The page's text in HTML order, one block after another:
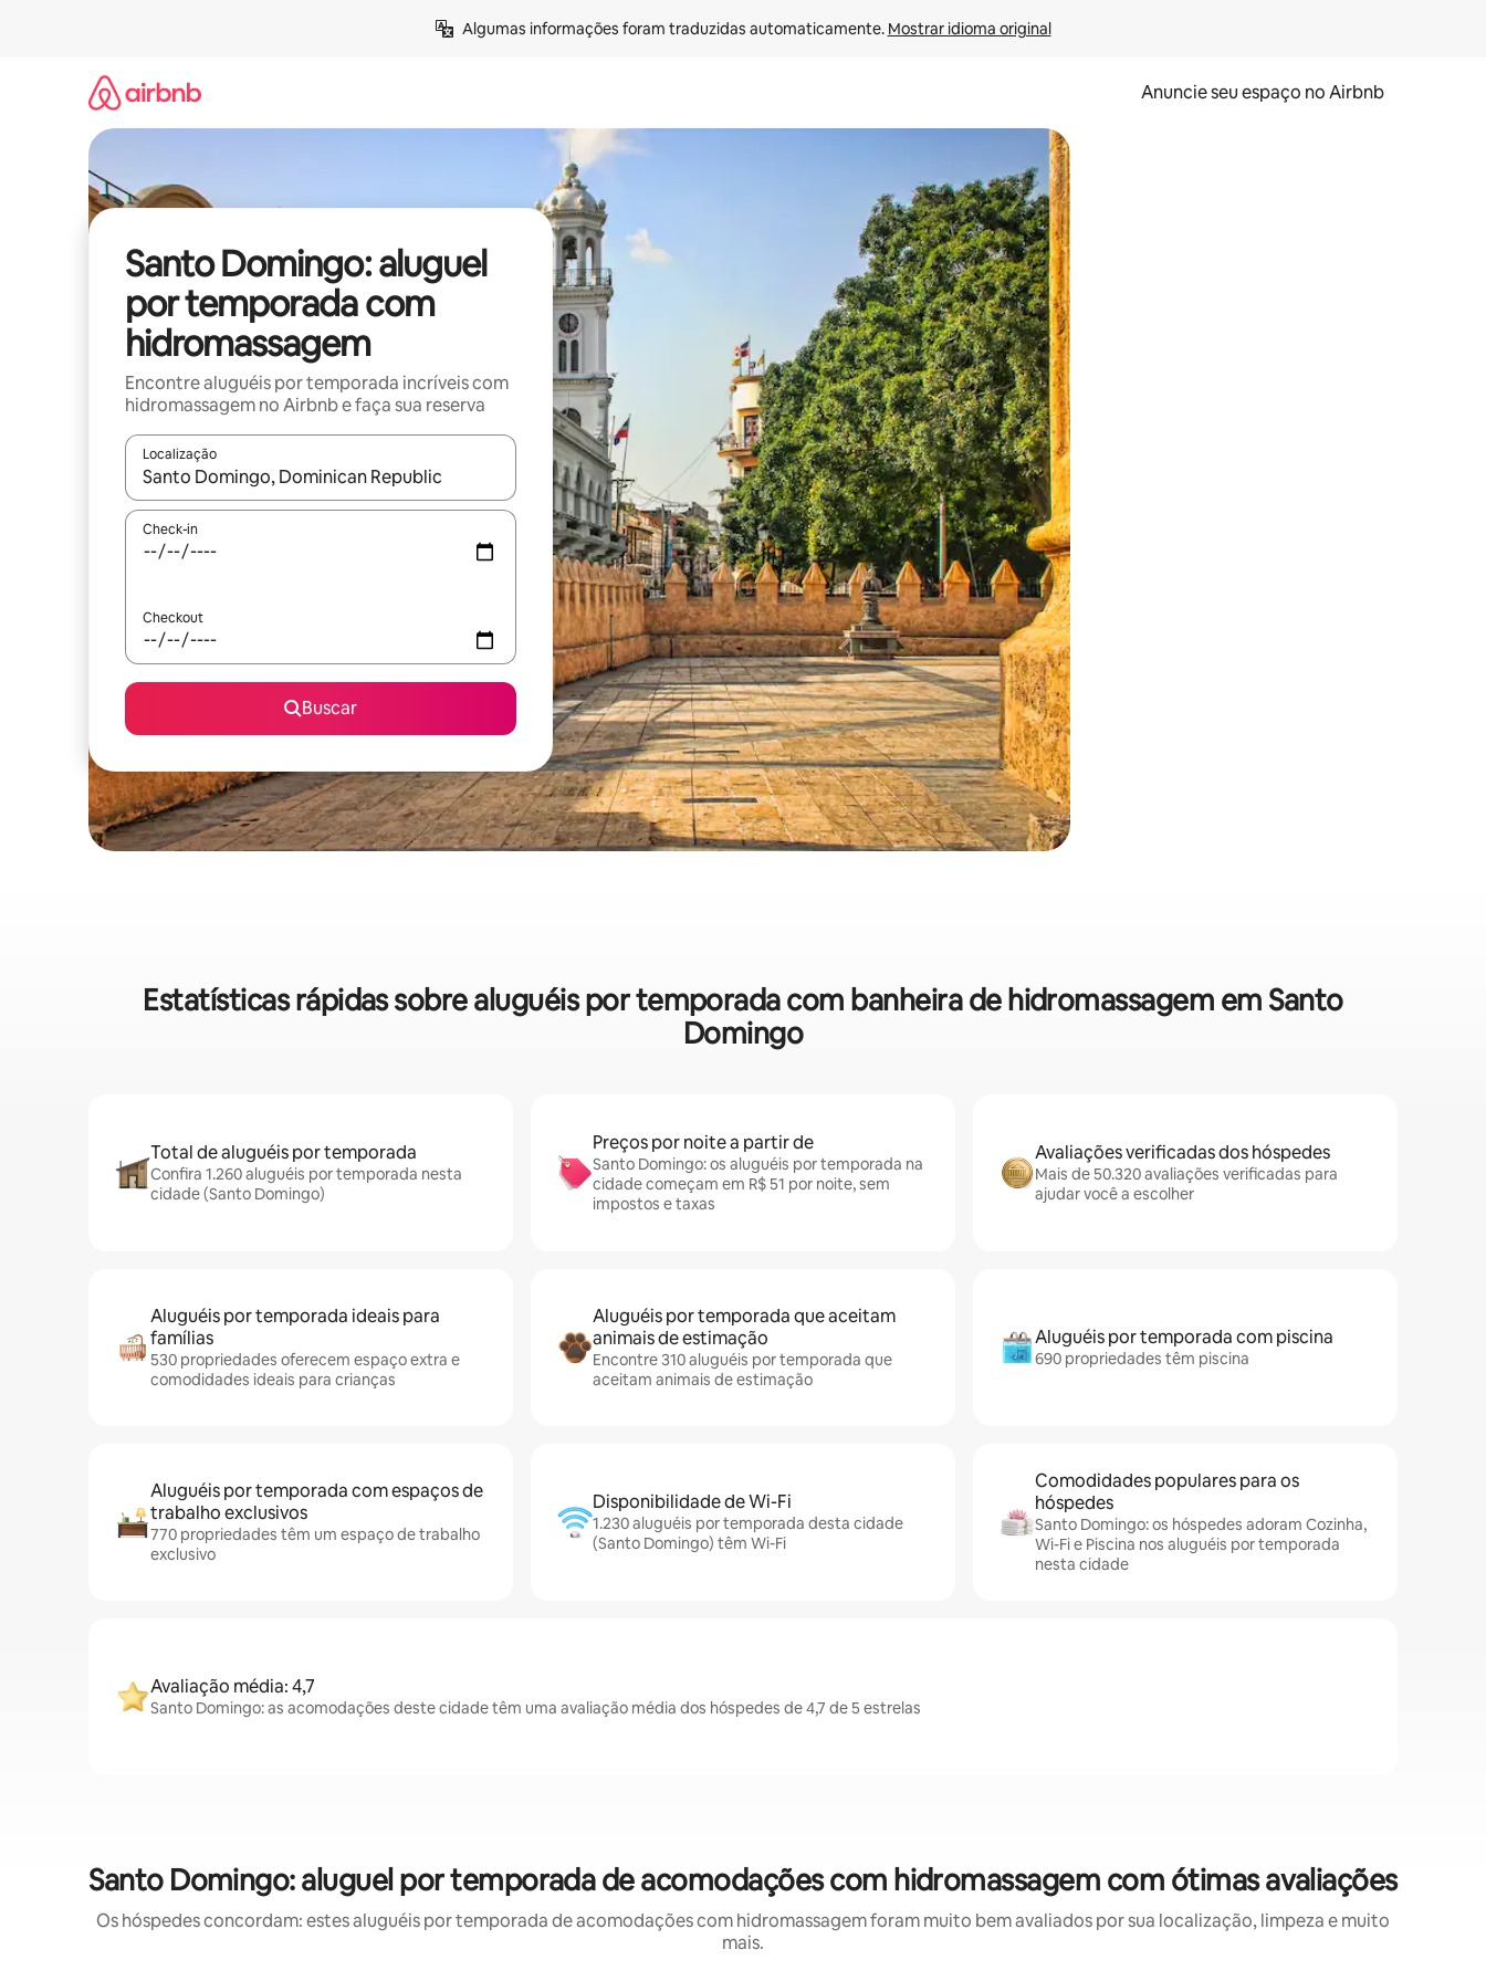
Algumas informações foram traduzidas automaticamente. Mostrar idioma original
Anuncie seu espaço no Airbnb
Santo Domingo: aluguel
por temporada com
hidromassagem
Encontre aluguéis por temporada incríveis com
hidromassagem no Airbnb e faça sua reserva
Localização
Quando os resultados estiverem disponíveis, explore-os usando as seta para cima e para baixo do teclado ou tocando e deslizando o dedo na tela.
Check-in
Checkout
Buscar
Estatísticas rápidas sobre aluguéis por temporada com banheira de hidromassagem em Santo
Domingo
Total de aluguéis por temporada
Confira 1.260 aluguéis por temporada nesta
cidade (Santo Domingo)
Preços por noite a partir de
Santo Domingo: os aluguéis por temporada na
cidade começam em R$ 51 por noite, sem
impostos e taxas
Avaliações verificadas dos hóspedes
Mais de 50.320 avaliações verificadas para
ajudar você a escolher
Aluguéis por temporada ideais para
famílias
530 propriedades oferecem espaço extra e
comodidades ideais para crianças
Aluguéis por temporada que aceitam
animais de estimação
Encontre 310 aluguéis por temporada que
aceitam animais de estimação
Aluguéis por temporada com piscina
690 propriedades têm piscina
Aluguéis por temporada com espaços de
trabalho exclusivos
770 propriedades têm um espaço de trabalho
exclusivo
Disponibilidade de Wi-Fi
1.230 aluguéis por temporada desta cidade
(Santo Domingo) têm Wi-Fi
Comodidades populares para os
hóspedes
Santo Domingo: os hóspedes adoram Cozinha,
Wi-Fi e Piscina nos aluguéis por temporada
nesta cidade
Avaliação média: 4,7
Santo Domingo: as acomodações deste cidade têm uma avaliação média dos hóspedes de 4,7 de 5 estrelas
Santo Domingo: aluguel por temporada de acomodações com hidromassagem com ótimas avaliações
Os hóspedes concordam: estes aluguéis por temporada de acomodações com hidromassagem foram muito bem avaliados por sua localização, limpeza e muito
mais.